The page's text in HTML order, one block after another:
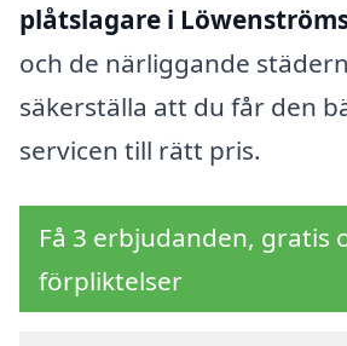
plåtslagare i
och de närliggande
säkerställa att du får den
servicen till rätt pris.
Få 3 erbjudanden, gratis
förpliktelser